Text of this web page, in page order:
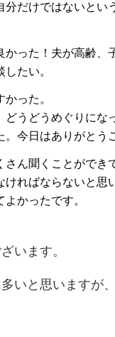
分だけではないとい
かった！夫が高齢、
たい。
った。
どうどうめぐりにな
。今日はありがとう
さん聞くことができ
ければならないと思
かったです。
います。
いと思いますが